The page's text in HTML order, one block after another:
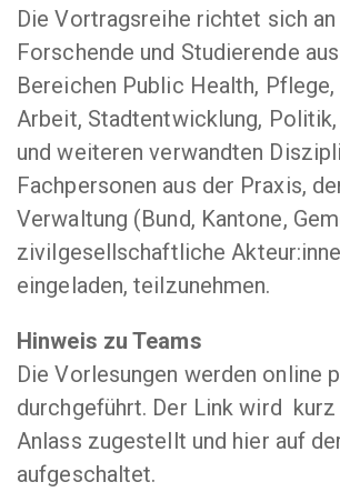
Die Vortragsreihe richtet sich
Forschende und Studierende
Bereichen Public Health,
Arbeit, Stadtentwicklung,
und weiteren verwandten
Fachpersonen aus der Praxis,
Verwaltung (Bund, Kantone,
zivilgesellschaftliche
eingeladen, teilzunehmen.
Hinweis zu Teams
Die Vorlesungen werden online
durchgeführt. Der Link wird
Anlass zugestellt und hier auf
aufgeschaltet.